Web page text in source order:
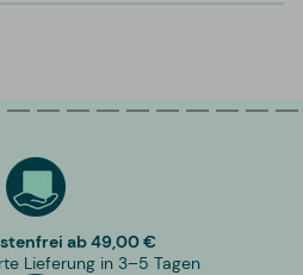
ab 49,00 €
Lieferung in 3–5 Tagen